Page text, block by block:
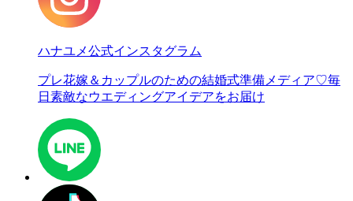
ハナユメ公式インスタグラム
プレ花嫁＆カップルのための結婚式準備メディア♡毎
日素敵なウエディングアイデアをお届け